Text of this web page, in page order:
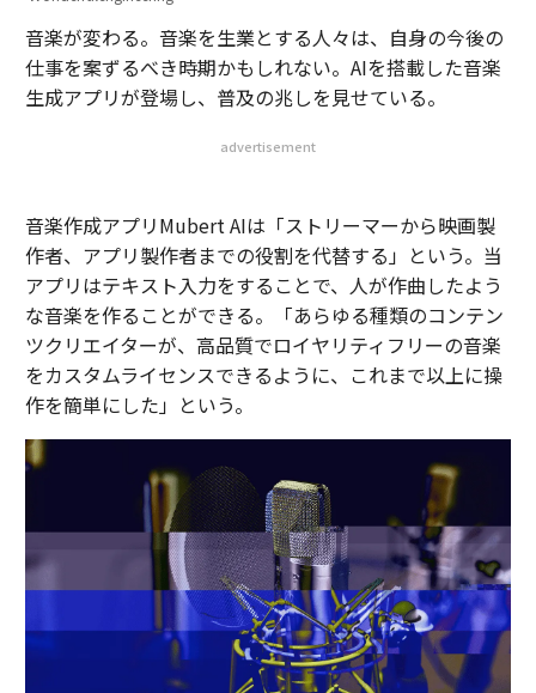
音楽が変わる。音楽を生業とする人々は、自身の今後の
仕事を案ずるべき時期かもしれない。AIを搭載した音楽
生成アプリが登場し、普及の兆しを見せている。
advertisement
音楽作成アプリMubert AIは「ストリーマーから映画製
作者、アプリ製作者までの役割を代替する」という。当
アプリはテキスト入力をすることで、人が作曲したよう
な音楽を作ることができる。「あらゆる種類のコンテン
ツクリエイターが、高品質でロイヤリティフリーの音楽
をカスタムライセンスできるように、これまで以上に操
作を簡単にした」という。